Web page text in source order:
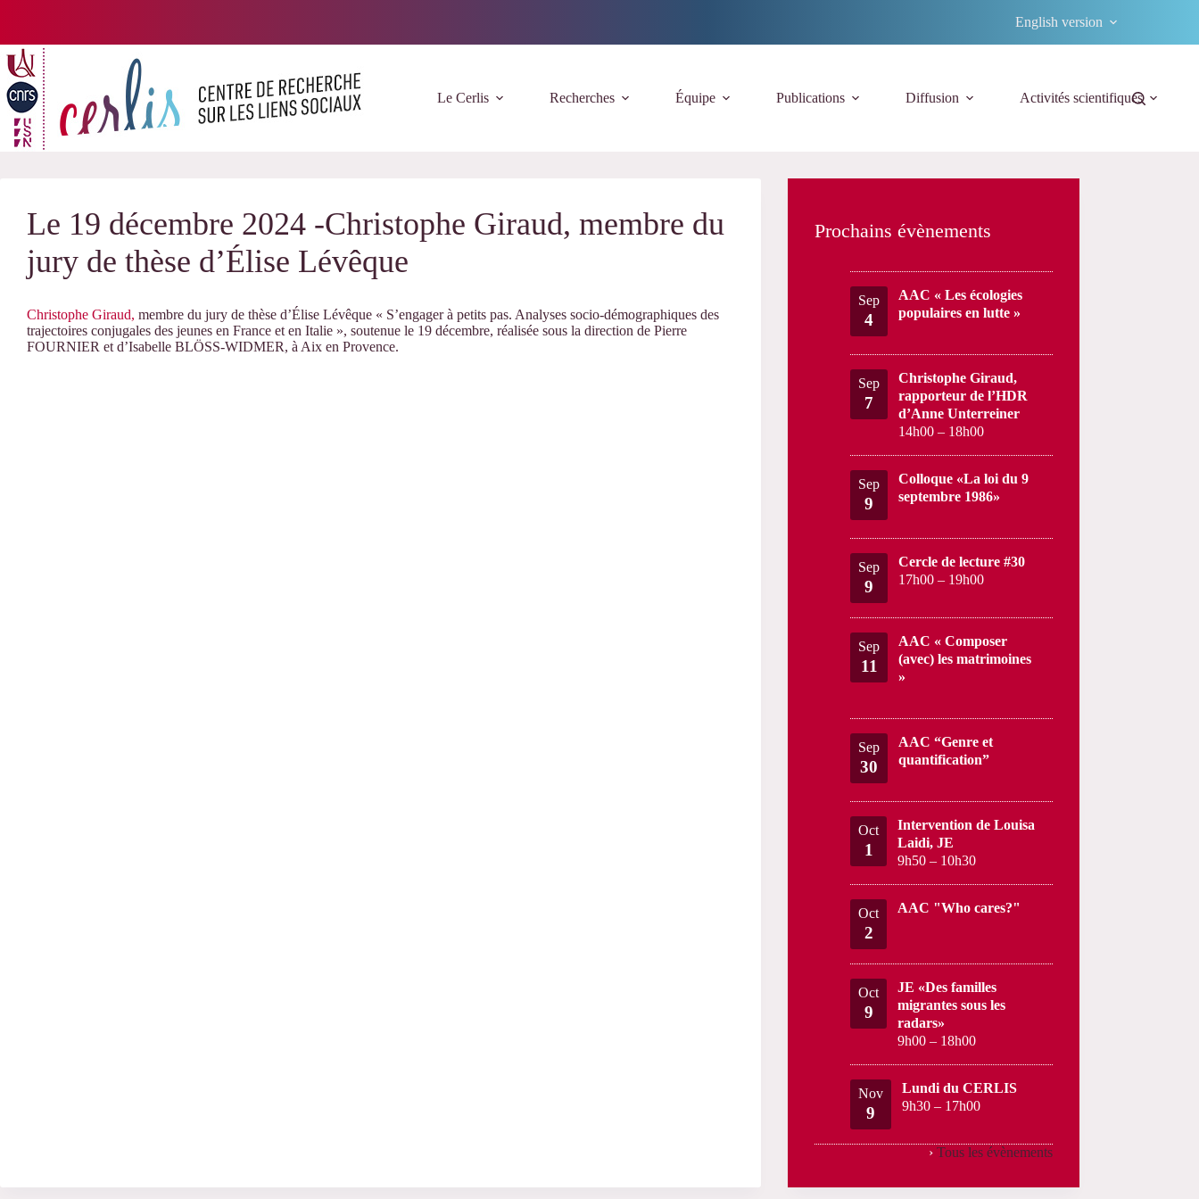
English version
Le Cerlis Recherches Équipe Publications Diffusion Activités scientifiques
Le 19 décembre 2024 -Christophe Giraud, membre du
jury de thèse d’Élise Lévêque
Christophe Giraud, membre du jury de thèse d’Élise Lévêque « S’engager à petits pas. Analyses socio-démographiques des
trajectoires conjugales des jeunes en France et en Italie », soutenue le 19 décembre, réalisée sous la direction de Pierre
FOURNIER et d’Isabelle BLÖSS-WIDMER, à Aix en Provence.
Prochains évènements
Sep
4
AAC « Les écologies
populaires en lutte »
Sep
7
Christophe Giraud,
rapporteur de l’HDR
d’Anne Unterreiner
14h00 – 18h00
Sep
9
Colloque «La loi du 9
septembre 1986»
Sep
9
Cercle de lecture #30
17h00 – 19h00
Sep
11
AAC « Composer
(avec) les matrimoines
»
Sep
30
AAC “Genre et
quantification”
Oct
1
Intervention de Louisa
Laidi, JE
9h50 – 10h30
Oct
2
AAC "Who cares?"
Oct
9
JE «Des familles
migrantes sous les
radars»
9h00 – 18h00
Nov
9
Lundi du CERLIS
9h30 – 17h00
› Tous les évènements